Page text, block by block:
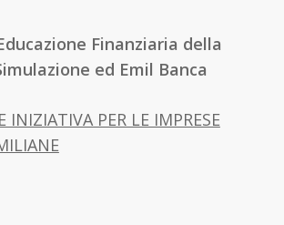
Finanziaria della
ed Emil Banca
INIZIATIVA PER LE IMPRESE